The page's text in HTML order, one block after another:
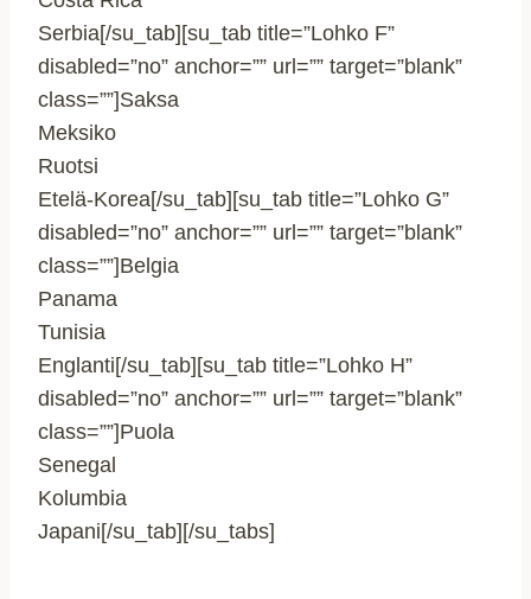
Serbia[/su_tab][su_tab title=”Lohko F”
disabled=”no” anchor=”” url=”” target=”blank”
class=””]Saksa
Meksiko
Ruotsi
Etelä-Korea[/su_tab][su_tab title=”Lohko G”
disabled=”no” anchor=”” url=”” target=”blank”
class=””]Belgia
Panama
Tunisia
Englanti[/su_tab][su_tab title=”Lohko H”
disabled=”no” anchor=”” url=”” target=”blank”
class=””]Puola
Senegal
Kolumbia
Japani[/su_tab][/su_tabs]